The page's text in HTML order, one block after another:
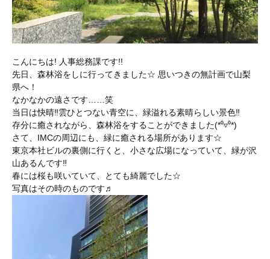
こんにちは! 人事総務課です!!
先日、森林浴をしに行ってきました☆ 思いつきの無計画で山梨
県へ！
なかなかの遠さです……笑
当日は快晴‼︎雲ひとつない青空に、緑溢れる素晴らしい景色‼︎
存分に癒されながら、森林浴をすることができました(*⁰▿⁰*)
さて、IMCの周辺にも、緑に癒される場所があります☆
東京本社ビルの裏側に行くと、小さな広場になっていて、緑が沢
山あるんです‼︎
春には桜も咲いていて、とても綺麗でした☆
写真はその時のものです♬